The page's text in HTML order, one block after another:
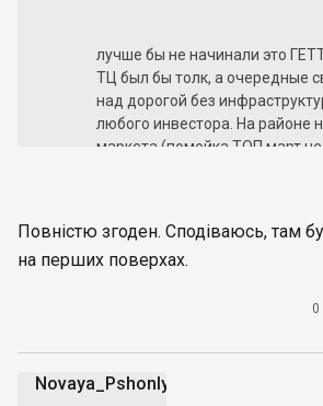
лучше бы не начинали это
ТЦ был бы толк, а очередные
над дорогой без
любого инвестора. На районе
маркета (помойка ТОП март не
Повністю згоден. Сподіваюсь, там
на перших поверхах.
0
Novaya_Pshonlyandiya